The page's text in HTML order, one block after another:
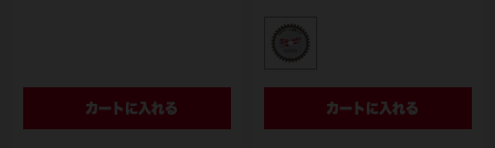
カートに入れる
型番 48-40-4215
カートに入れる